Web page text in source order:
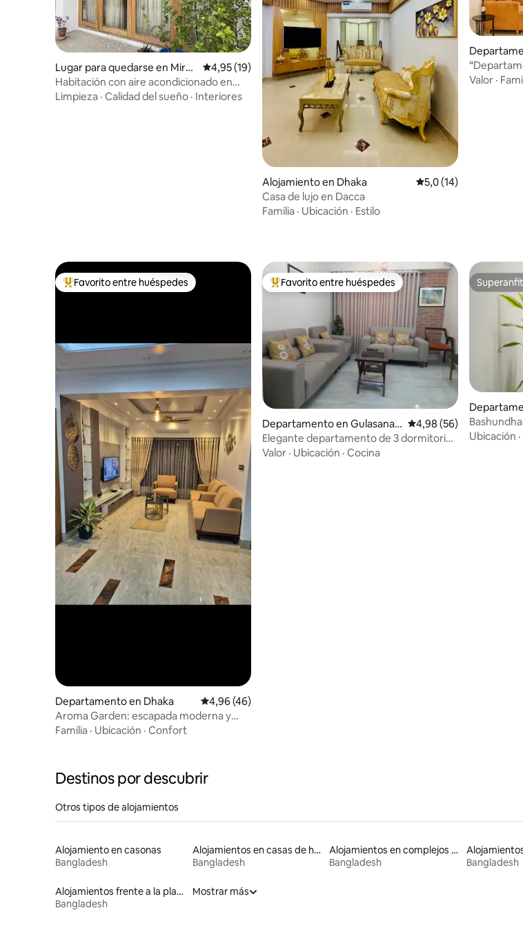
Lugar para quedarse en Mirp
ur
Calificación promedio: 4,95 de 5. 19 evaluaciones
4,95 (19)
Habitación con aire acondicionado en
Kalyanpur: ‘Shantiniketon en la azotea’
Limpieza · Calidad del sueño · Interiores
Alojamiento en Dhaka Calificación promedio:
5,0 (14)
Casa de lujo en Dacca
Familia · Ubicación · Estilo
ana
golf en el
Valor ·
Favorito entre los huéspedes más destacados
Favorito entre huéspedes
Departamento en Dhaka Calificación promedio: 4,96 de 5. 46 evaluaciones
4,96 (46)
Aroma Garden: escapada moderna y
soleada en la ciudad
Familia · Ubicación · Confort
Favorito entre los huéspedes más destacados
Favorito entre huéspedes
Departamento en Gulasana
Thana
Calificación promedio:
4,98 (56)
Elegante departamento de 3 dormitorios
con vistas a Banani – Excelente ubicación
Valor · Ubicación · Cocina
de 3
Ubicación ·
Destinos por descubrir
Otros tipos de alojamientos
Alojamiento en casonas
Bangladesh
Alojamientos en casas de huéspedes
Bangladesh
Alojamientos en complejos turísticos
Bangladesh
Bangladesh
Alojamientos frente a la playa
Bangladesh
Mostrar más